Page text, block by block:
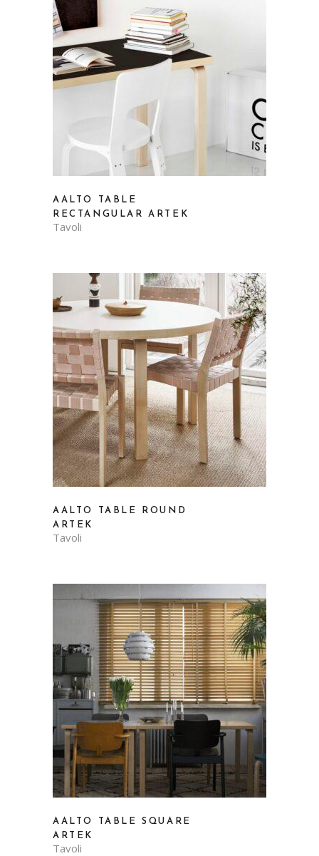
AALTO TABLE
RECTANGULAR ARTEK
Tavoli
AALTO TABLE ROUND
ARTEK
Tavoli
AALTO TABLE SQUARE
ARTEK
Tavoli